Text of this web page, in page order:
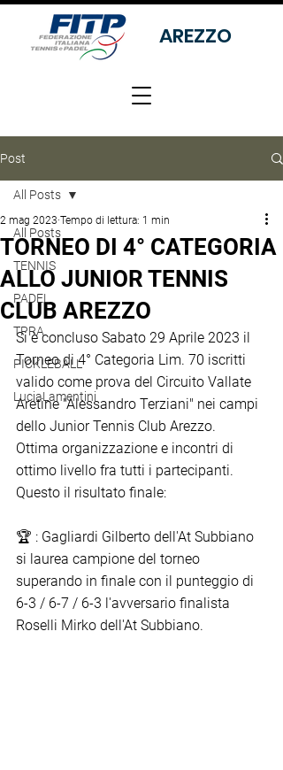
AREZZO
Post
All Posts
TENNIS
PADEL
TPRA
PICKLEBALL
LuciaLamentini
All Posts
TORNEO DI 4° CATEGORIA
ALLO JUNIOR TENNIS
CLUB AREZZO
2 mag 2023 Tempo di lettura: 1 min
Si è concluso Sabato 29 Aprile 2023 il
Torneo di 4° Categoria Lim. 70 iscritti
valido come prova del Circuito Vallate
Aretine "Alessandro Terziani" nei campi
dello Junior Tennis Club Arezzo.
Ottima organizzazione e incontri di
ottimo livello fra tutti i partecipanti.
Questo il risultato finale:
🏆 : Gagliardi Gilberto dell'At Subbiano
si laurea campione del torneo
superando in finale con il punteggio di
6-3 / 6-7 / 6-3 l'avversario finalista
Roselli Mirko dell'At Subbiano.